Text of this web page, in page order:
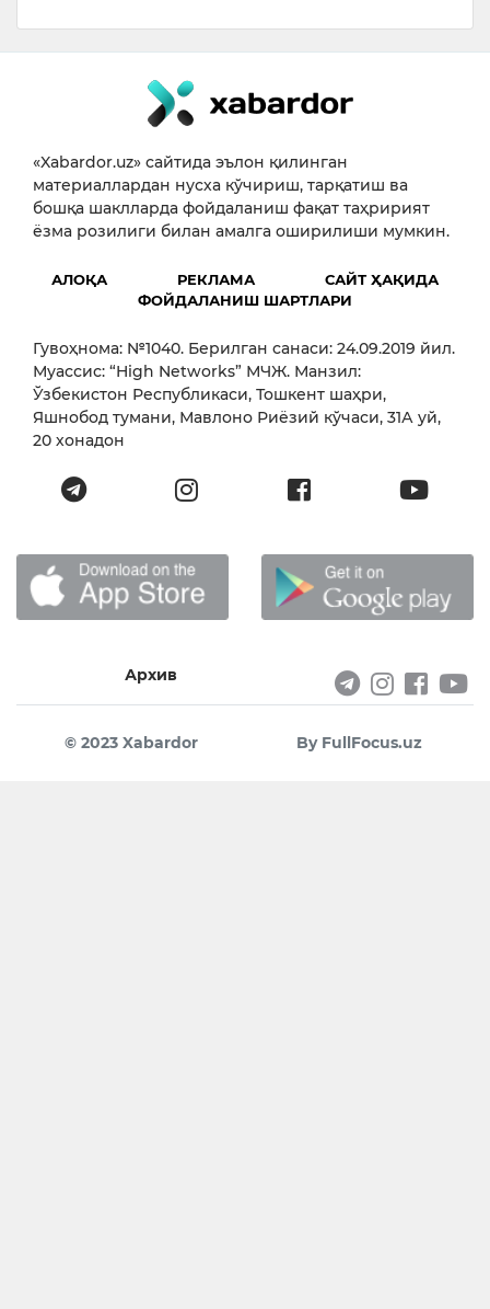
«Xabardor.uz» сайтида эълон қилинган
материаллардан нусха кўчириш, тарқатиш ва
бошқа шаклларда фойдаланиш фақат таҳририят
ёзма розилиги билан амалга оширилиши мумкин.
АЛОҚА РЕКЛАМА
САЙТ ҲАҚИДА
ФОЙДАЛАНИШ ШАРТЛАРИ
Гувоҳнома: №1040. Берилган санаси: 24.09.2019 йил.
Муассис: “High Networks” МЧЖ. Манзил:
Ўзбекистон Республикаси, Тошкент шаҳри,
Яшнобод тумани, Мавлоно Риёзий кўчаси, 31А уй,
20 хонадон
Архив
© 2023 Xabardor By FullFocus.uz